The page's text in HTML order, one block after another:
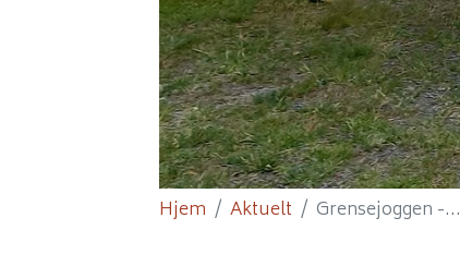
Hjem Aktuelt Grensejoggen -...